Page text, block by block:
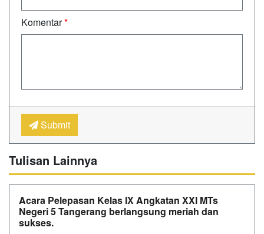
Komentar*
Submit
Tulisan Lainnya
Acara Pelepasan Kelas IX Angkatan XXI MTs
Negeri 5 Tangerang berlangsung meriah dan
sukses.